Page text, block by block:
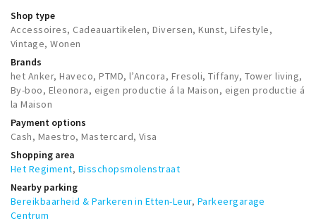
News
Agenda
Sights
Museums, theatres & stages
Trips & activities
Student routes
Nature
Party pics
Restaurants
Shop type
Accessoires, Cadeauartikelen, Diversen, Kunst, Lifestyle,
Vintage, Wonen
Brands
het Anker, Haveco, PTMD, l’Ancora, Fresoli, Tiffany, Tower living,
By-boo, Eleonora, eigen productie á la Maison, eigen productie á
la Maison
Payment options
Cash, Maestro, Mastercard, Visa
Shopping area
Het Regiment, Bisschopsmolenstraat
Nearby parking
Bereikbaarheid & Parkeren in Etten-Leur, Parkeergarage
Centrum